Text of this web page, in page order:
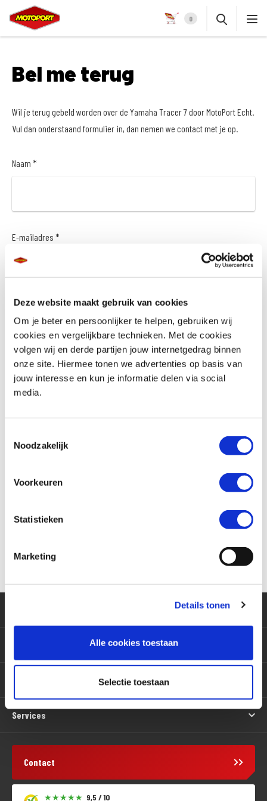
Deze website maakt gebruik van cookies
Om je beter en persoonlijker te helpen, gebruiken wij
cookies en vergelijkbare technieken. Met de cookies
volgen wij en derde partijen jouw internetgedrag binnen
onze site. Hiermee tonen we advertenties op basis van
jouw interesse en kun je informatie delen via social
media.
Noodzakelijk
Voorkeuren
Statistieken
Marketing
Details tonen
Alle cookies toestaan
Selectie toestaan
0
Bel me terug
Wil je terug gebeld worden over de Yamaha Tracer 7 door MotoPort Echt.
Vul dan onderstaand formulier in, dan nemen we contact met je op.
Naam *
E-mailadres *
Vraag en/of opmerking
Versturen
Services
Contact
9,5 / 10